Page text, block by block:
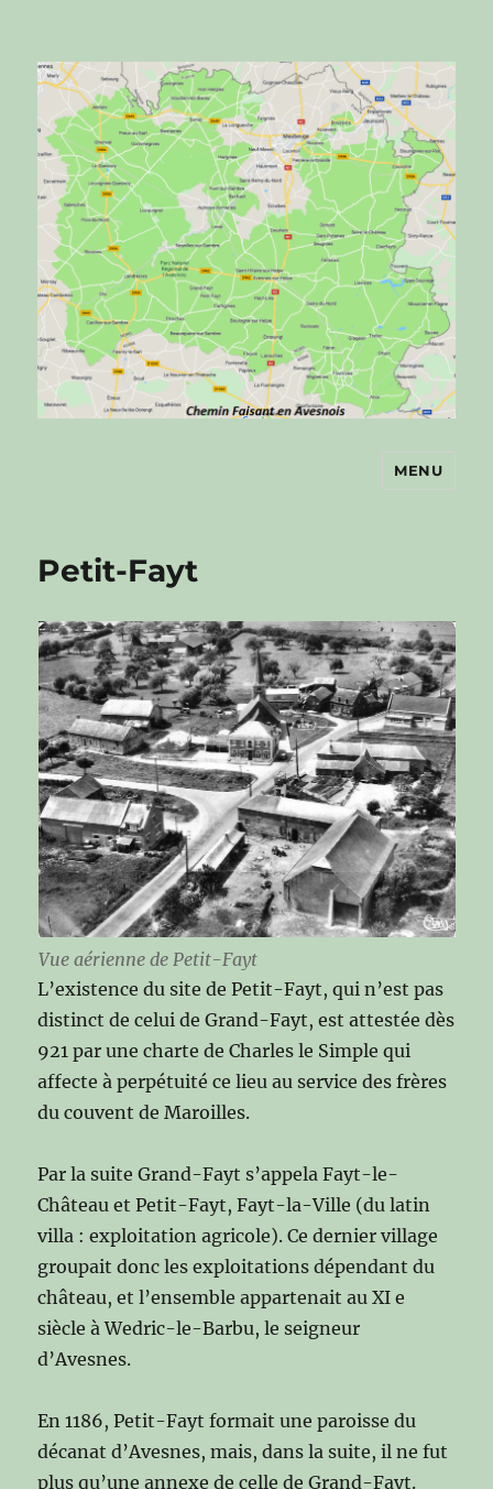
Chemin faisant en Avesnois
MENU
Petit-Fayt
Vue aérienne de Petit-Fayt
L’existence du site de Petit-Fayt, qui n’est pas
distinct de celui de Grand-Fayt, est attestée dès
921 par une charte de Charles le Simple qui
affecte à perpétuité ce lieu au service des frères
du couvent de Maroilles.
Par la suite Grand-Fayt s’appela Fayt-le-
Château et Petit-Fayt, Fayt-la-Ville (du latin
villa : exploitation agricole). Ce dernier village
groupait donc les exploitations dépendant du
château, et l’ensemble appartenait au XI e
siècle à Wedric-le-Barbu, le seigneur
d’Avesnes.
En 1186, Petit-Fayt formait une paroisse du
décanat d’Avesnes, mais, dans la suite, il ne fut
plus qu’une annexe de celle de Grand-Fayt.